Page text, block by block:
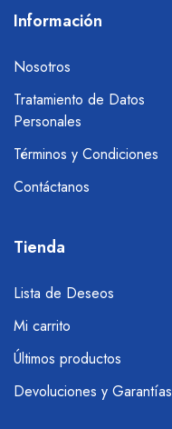
Información
Nosotros
Tratamiento de Datos
Personales
Términos y Condiciones
Contáctanos
Tienda
Lista de Deseos
Mi carrito
Últimos productos
Devoluciones y Garantías